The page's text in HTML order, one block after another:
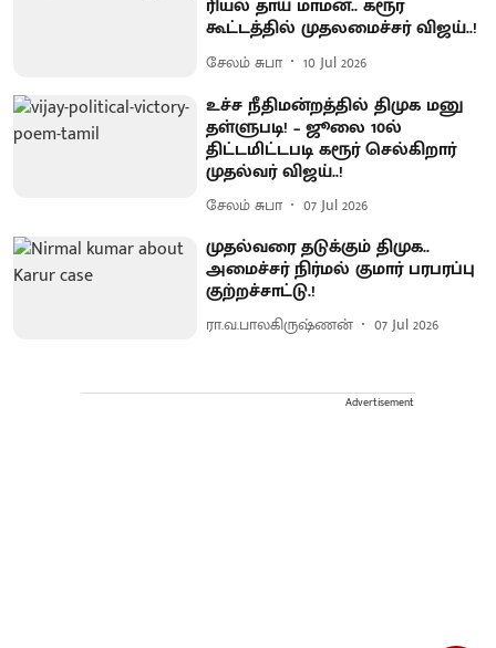
ரியல் தாய் மாமன்.. கரூர்
கூட்டத்தில் முதலமைச்சர் விஜய்..!
சேலம் சுபா 10 Jul 2026
உச்ச நீதிமன்றத்தில் திமுக மனு
தள்ளுபடி! – ஜூலை 10ல்
திட்டமிட்டபடி கரூர் செல்கிறார்
முதல்வர் விஜய்..!
சேலம் சுபா 07 Jul 2026
முதல்வரை தடுக்கும் திமுக..
அமைச்சர் நிர்மல் குமார் பரபரப்பு
குற்றச்சாட்டு.!
ரா.வ.பாலகிருஷ்ணன் 07 Jul 2026
Advertisement